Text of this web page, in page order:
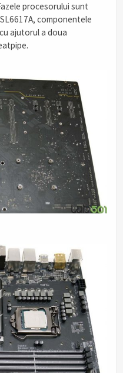
procesorului sunt
componentele
ajutorul a doua